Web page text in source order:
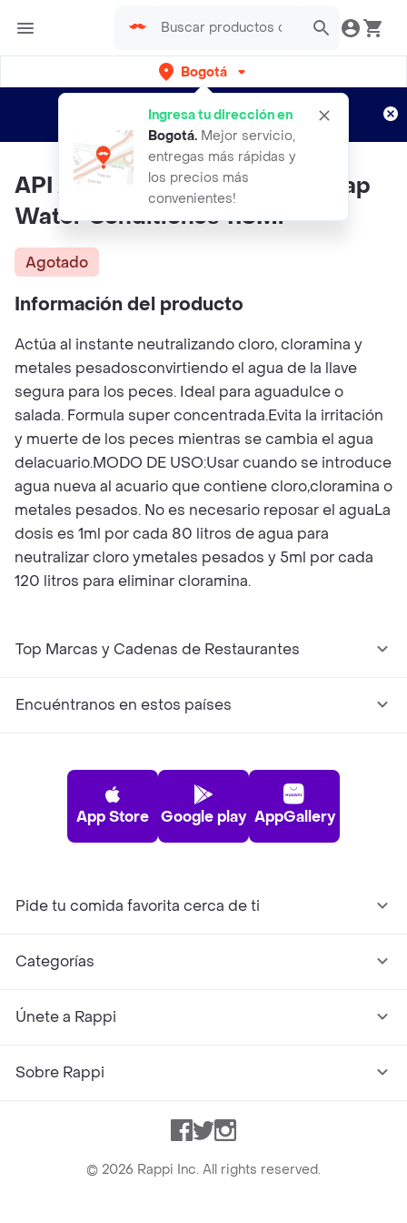
Bogotá
Ingresa tu dirección en
Bogotá. Mejor servicio,
entregas más rápidas y
los precios más
convenientes!
envíos gratis por semanas
Aplican TyC
API Acondicionador De Agua Tap
Water Conditiones 118Ml
Agotado
Información del producto
Actúa al instante neutralizando cloro, cloramina y
metales pesadosconvirtiendo el agua de la llave
segura para los peces. Ideal para aguadulce o
salada. Formula super concentrada.Evita la irritación
y muerte de los peces mientras se cambia el agua
delacuario.MODO DE USO:Usar cuando se introduce
agua nueva al acuario que contiene cloro,cloramina o
metales pesados. No es necesario reposar el aguaLa
dosis es 1ml por cada 80 litros de agua para
neutralizar cloro ymetales pesados y 5ml por cada
120 litros para eliminar cloramina.
Top Marcas y Cadenas de Restaurantes
Encuéntranos en estos países
App Store Google play AppGallery
Pide tu comida favorita cerca de ti
Categorías
Únete a Rappi
Sobre Rappi
Facebook
TwitterInstagram
© 2026 Rappi Inc. All rights reserved.